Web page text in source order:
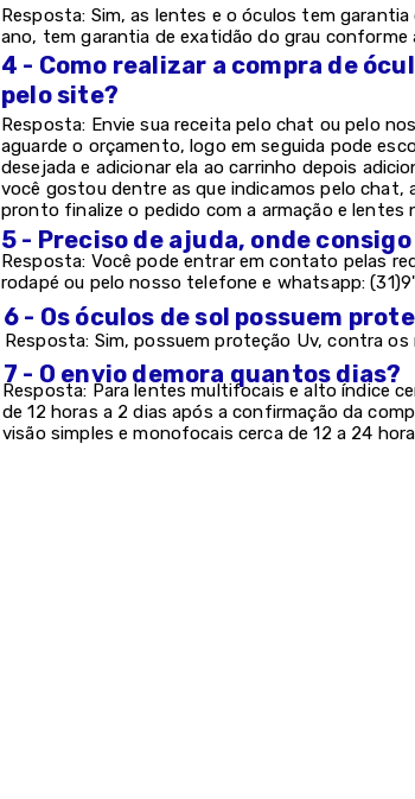
Resposta: Sim, as lentes e o óculos tem
ano, tem garantia de exatidão do grau conforme
4 - Como realizar a compra de
pelo site?
Resposta: Envie sua receita pelo chat ou pelo
aguarde o orçamento, logo em seguida pode
desejada e adicionar ela ao carrinho depois
você gostou dentre as que indicamos pelo chat,
pronto finalize o pedido com a armação e lentes
5 - Preciso de ajuda, onde
Resposta: Você pode entrar em contato pelas
rodapé ou pelo nosso telefone e whatsapp:
6 - Os óculos de sol possuem
Resposta: Sim, possuem proteção Uv, contra os
7 - O envio demora quantos dias?
Resposta: Para lentes multifocais e alto índice
de 12 horas a 2 dias após a confirmação da
visão simples e monofocais cerca de 12 a 24